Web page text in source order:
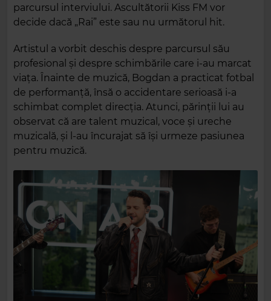
parcursul interviului. Ascultătorii Kiss FM vor
decide dacă „Rai” este sau nu următorul hit.
Artistul a vorbit deschis despre parcursul său
profesional și despre schimbările care i-au marcat
viața. Înainte de muzică, Bogdan a practicat fotbal
de performanță, însă o accidentare serioasă i-a
schimbat complet direcția. Atunci, părinții lui au
observat că are talent muzical, voce și ureche
muzicală, și l-au încurajat să își urmeze pasiunea
pentru muzică.